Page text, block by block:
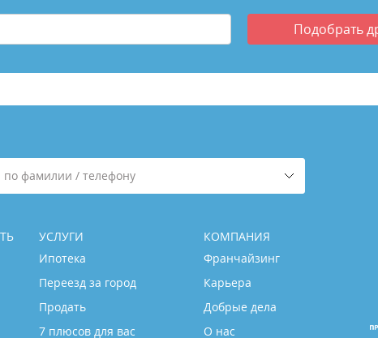
Подобрать
по фамилии / телефону
УСЛУГИ
Ипотека
Переезд за город
Продать
7 плюсов для вас
КОМПАНИЯ
Франчайзинг
Карьера
Добрые дела
О нас